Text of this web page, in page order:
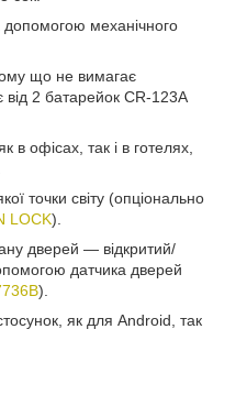
механічного
що не вимагає
2 батарейок CR-123А
в офісах, так і в готелях,
точки світу (опціонально
LOCK).
дверей — відкритий/
датчика дверей
).
як для Android, так